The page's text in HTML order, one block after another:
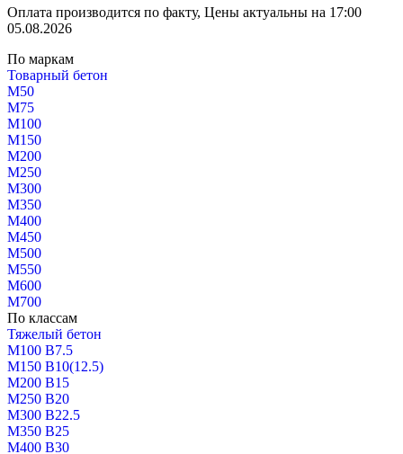
Оплата производится по факту, Цены актуальны на 17:00
05.08.2026
По маркам
Товарный бетон
М50
М75
М100
М150
М200
М250
М300
М350
М400
М450
М500
М550
М600
М700
По классам
Тяжелый бетон
М100 В7.5
М150 В10(12.5)
М200 В15
М250 В20
М300 В22.5
М350 В25
М400 В30